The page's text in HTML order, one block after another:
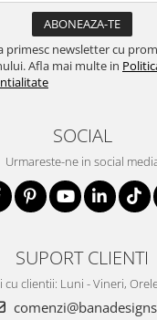
primesc newsletter cu
Afla mai multe in
SOCIAL
Urmareste-ne in social
SUPORT CLIENTI
cu clientii: Luni - Vineri,